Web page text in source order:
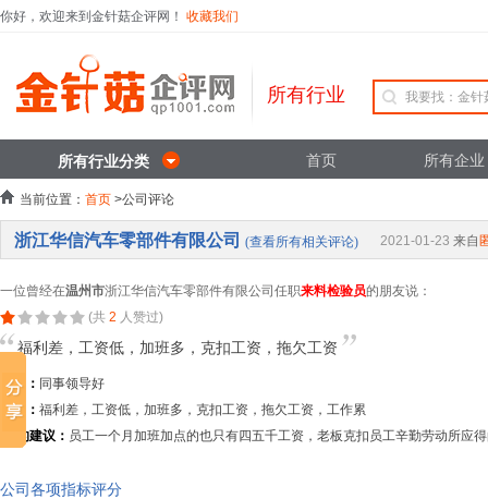
你好，欢迎来到金针菇企评网！ 收藏我们
所有行业
所有行业分类 首页 所有企业
当前位置： 首页 >公司评论
浙江华信汽车零部件有限公司 (查看所有相关评论) 2021-01-23 来自
一位曾经在温州市浙江华信汽车零部件有限公司任职来料检验员的朋友说：
(共 2 人赞过)
福利差，工资低，加班多，克扣工资，拖欠工资
优点： 同事领导好
缺点： 福利差，工资低，加班多，克扣工资，拖欠工资，工作累
TA的建议： 员工一个月加班加点的也只有四五千工资，老板克扣员工辛勤劳动所应
公司各项指标评分